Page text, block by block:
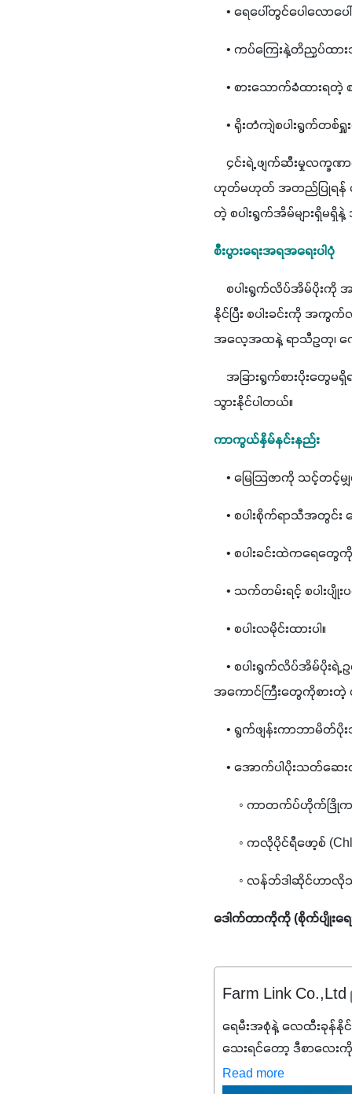
• ရေပေါ်တွင်ပေါလောပေ
• ကပ်ကြေးနဲ့တိညှပ်ထာ
• စားသောက်ခံထားရတဲ့ စ
• ရိုးတံကျဲစပါးရွက်တစ်ရှူ
၄င်းရဲ့ ဖျက်ဆီးမှုလက္ခဏ
ဟုတ်မဟုတ် အတည်ပြုရန် လှေက
တဲ့ စပါးရွက်အိမ်များရှိမ
စီးပွားရေးအရအရေးပါပုံ
စပါးရွက်လိပ်အိမ်ပိုးကို အမ
နိုင်ပြီး စပါးခင်းကို အကွ
အလေ့အထနဲ့ ရာသီဥတု၊ ဂေ
အခြားရွက်စားပိုးတွေမ
သွားနိုင်ပါတယ်။
ကာကွယ်နှိမ်နင်းနည်း
• မြေသြဇာကို သင့်တင့်မျှ
• စပါးစိုက်ရာသီအတွင်း
• စပါးခင်းထဲကရေတွေ
• သက်တမ်းရင့် စပါးပျို
• စပါးလမိုင်းထားပါ။
• စပါးရွက်လိပ်အိမ်ပိုးရဲ့
အကောင်ကြီးတွေကိုစားတဲ့
• ရွက်ဖျန်းကာဘာမိတ်ပိုးသ
• အောက်ပါပိုးသတ်ဆေး
◦ ကာတက်ပ်ဟိုက်ဒြိုကလိုရို
◦ ကလိုပိုင်ရီဖော့စ်
◦ လန်ဘ်ဒါဆိုင်ဟာလိုသရင်
ဒေါက်တာကိုကို (စိုက်ပျိုးရေ
Farm Link Co.,Ltd
ရေမီးအစုံနဲ့ လေထီးခုန်နို
သေးရင်တော့ ဒီစာလေ
မစ်အက်စစ်တို့ အချိုးကျ
Read more